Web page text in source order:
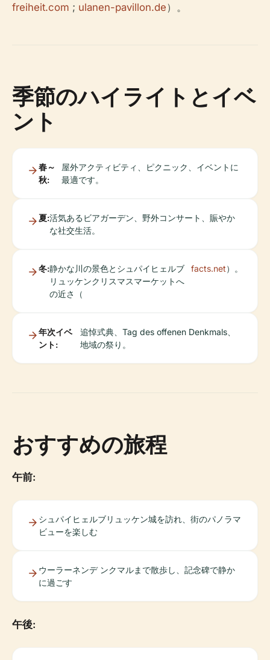
freiheit.com ; ulanen-pavillon.de）。
季節のハイライトとイベ
ント
春～
秋:
屋外アクティビティ、ピクニック、イベントに
最適です。
夏:活気あるビアガーデン、野外コンサート、賑やか
な社交生活。
冬:静かな川の景色とシュパイヒェルブ
リュッケンクリスマスマーケットへ
の近さ（
facts.net）。
年次イベ
ント:
追悼式典、Tag des offenen Denkmals、
地域の祭り。
おすすめの旅程
午前:
シュパイヒェルブリュッケン城を訪れ、街のパノラマ
ビューを楽しむ
ウーラーネンデ ンクマルまで散歩し、記念碑で静か
に過ごす
午後: